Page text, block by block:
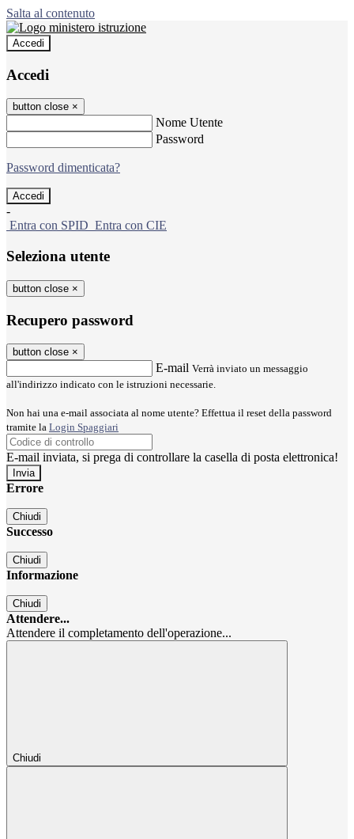
Salta al contenuto
Accedi
Accedi
button close ×
Nome Utente
Password
Password dimenticata?
-
Entra con SPID Entra con CIE
Seleziona utente
button close ×
Recupero password
button close ×
E-mail Verrà inviato un messaggio
all'indirizzo indicato con le istruzioni necessarie.
Non hai una e-mail associata al nome utente? Effettua il reset della password
tramite la Login Spaggiari
E-mail inviata, si prega di controllare la casella di posta elettronica!
Errore
Chiudi
Successo
Chiudi
Informazione
Chiudi
Attendere...
Attendere il completamento dell'operazione...
Chiudi